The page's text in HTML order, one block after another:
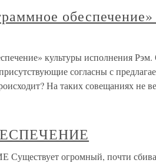
обеспечение»
культуры исполнения
согласны с
На таких совещаниях не
огромный, почти